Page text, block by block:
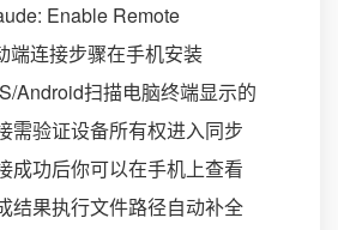
Enable Remote
端连接步骤在手机安装
Android扫描电脑终端显示的
需验证设备所有权进入同步
成功后你可以在手机上查看
结果执行文件路径自动补全